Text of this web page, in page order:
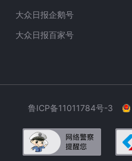
大众日报企鹅号
大众日报百家号
鲁ICP备11011784号-3